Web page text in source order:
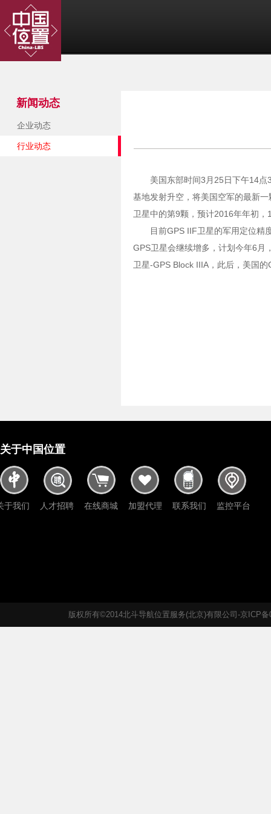
新闻动态
企业动态
行业动态
美国东部时间3月25日下午14
基地发射升空，将美国空军的最新
卫星中的第9颗，预计2016年年初
目前GPS IIF卫星的军用定位精
GPS卫星会继续增多，计划今年6月
卫星-GPS Block IIIA，此后，美国
关于中国位置
于我们 人才招聘 在线商城 加盟代理 联系我们 监控平台
版权所有©2014北斗导航位置服务(北京)有限公司-京ICP